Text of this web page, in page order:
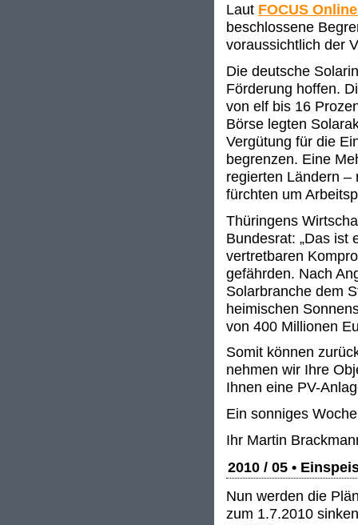
Laut FOCUS
beschlossene
voraussichtlich der
Die deutsche
Förderung hoffen.
von elf bis 16
Börse legten
Vergütung für die
begrenzen. Eine
regierten Ländern –
fürchten um
Thüringens
Bundesrat: „Das ist
vertretbaren
gefährden. Nach
Solarbranche dem
heimischen
von 400 Millionen
Somit können
nehmen wir Ihre
Ihnen eine PV-
Ein sonniges
Ihr Martin
2010 / 05 •
Nun werden die
zum 1.7.2010